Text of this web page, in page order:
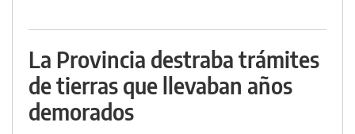
La Provincia destraba trámites
de tierras que llevaban años
demorados